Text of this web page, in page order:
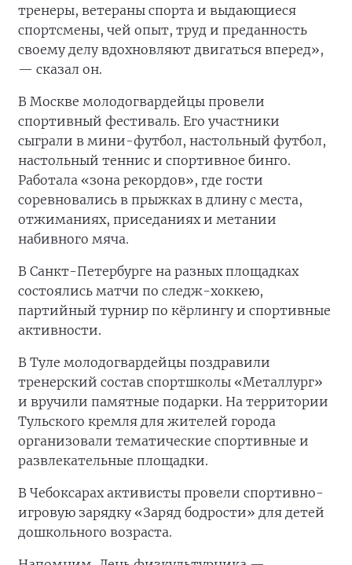
тренеры, ветераны спорта и выдающиеся
спортсмены, чей опыт, труд и преданность
своему делу вдохновляют двигаться вперед»,
— сказал он.
В Москве молодогвардейцы провели
спортивный фестиваль. Его участники
сыграли в мини-футбол, настольный футбол,
настольный теннис и спортивное бинго.
Работала «зона рекордов», где гости
соревновались в прыжках в длину с места,
отжиманиях, приседаниях и метании
набивного мяча.
В Санкт-Петербурге на разных площадках
состоялись матчи по следж-хоккею,
партийный турнир по кёрлингу и спортивные
активности.
В Туле молодогвардейцы поздравили
тренерский состав спортшколы «Металлург»
и вручили памятные подарки. На территории
Тульского кремля для жителей города
организовали тематические спортивные и
развлекательные площадки.
В Чебоксарах активисты провели спортивно-
игровую зарядку «Заряд бодрости» для детей
дошкольного возраста.